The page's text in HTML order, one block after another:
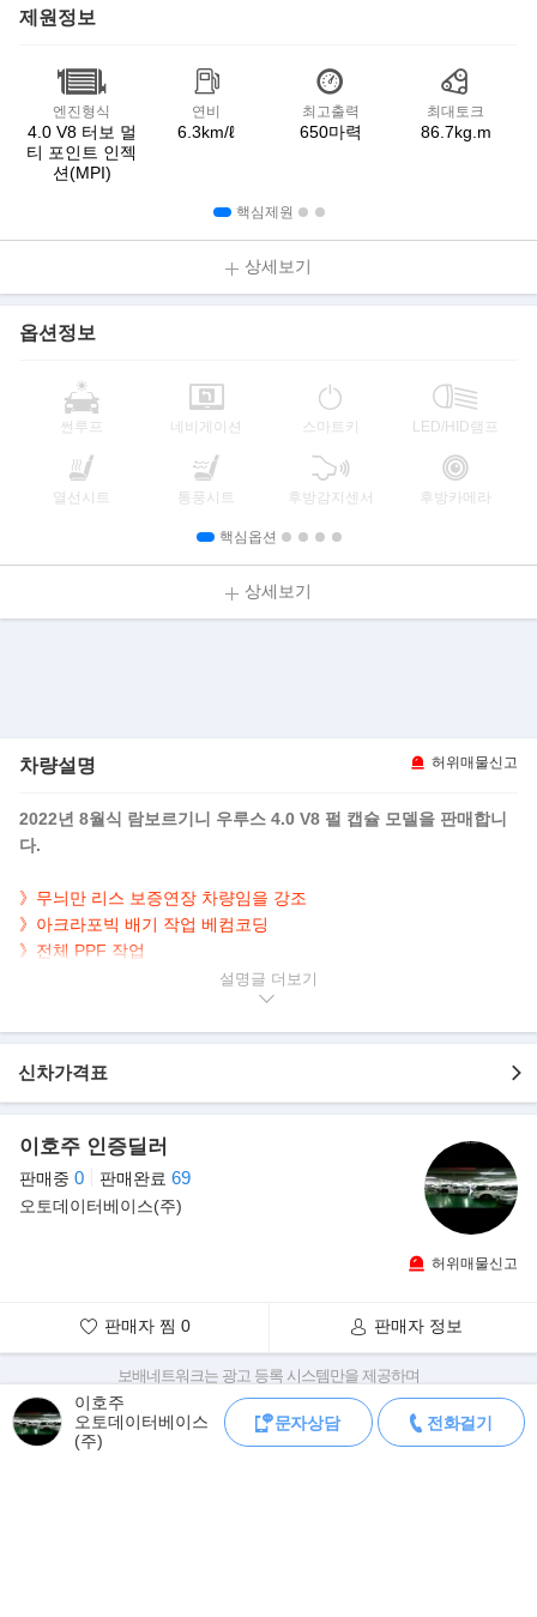
제원정보
엔진형식
4.0 V8 터보 멀
티 포인트 인젝
션(MPI)
연비
6.3km/ℓ
최고출력
650마력
최대토크
86.7kg.m
핵심제원
상세보기
옵션정보
썬루프 네비게이션 스마트키 LED/HID램프
열선시트 통풍시트 후방감지센서 후방카메라
핵심옵션
상세보기
차량설명 허위매물신고
2022년 8월식 람보르기니 우루스 4.0 V8 펄 캡슐 모델을 판매합니
다.
》 무늬만 리스 보증연장 차량임을 강조
》 아크라포빅 배기 작업 베컴코딩
》 전체 PPF 작업
4인 시트 제외 나머지 옵션 거의 다 추가된 차량임을 강조
》25년 신품타이어 교환 차량임을 강조
▶본 차량상태..
- 정식출고
- 무늬만리스
- 무사고 운행
- 보증연장 완료
- 슈퍼카 DNA 650마력 8기통 고성능 SUV
▶람보르기니, 우루스 전용 커스터마이징 옵션 '우루스 펄 캡슐'
오토모빌리 람보르기니는 세계 최초의 슈퍼 SUV, 우루스(Urus)의
새로운 컬러 및 디자인 에디션인
설명글
신차가격표
이호주 인증딜러
판매중 0 판매완료 69
오토데이터베이스(주)
허위매물신고
판매자 찜 0 판매자 정보
이호주
오토데이터베이스
(주)
문자상담 전화걸기
보배네트워크는 광고 등록 시스템만을 제공하며
판매자가 직접 등록한 내용에 대한 모든 책임은 판매자에게 있습니다.
차량 구매 시 차량등록증, 성능점검기록부, 실제 차량 상태,
차대번호 조회로 직접 정보를 확인하세요.